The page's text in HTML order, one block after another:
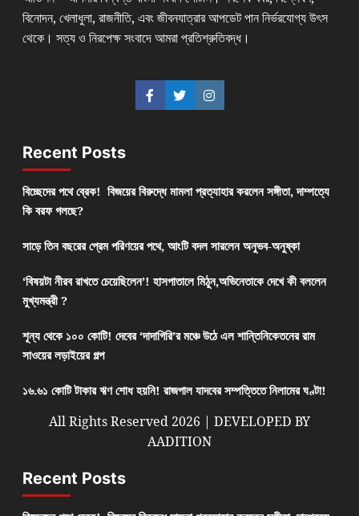
বিনোদন, খেলাধুলা, রাজনীতি, এবং জীবনযাত্রার আপডেট পান নির্ভরযোগ্য উৎস
থেকে। সত্য ও নিরপেক্ষ সংবাদে আমরা প্রতিশ্রুতিবদ্ধ।
Recent Posts
বিচ্ছেদের পথে ব্রেক! বিজয়ের বিরুদ্ধে মামলা প্রত্যাহার করলেন সঙ্গীতা, দাম্পত্যে
কি বরফ গলছে?
সাড়ে তিন বছরের প্রেম পরিণয়ের পথে, আংটি বদল সারলেন অনুভব-অনুষ্কা
‘বিষয়টা নীরব রাখতে চেয়েছিলেন’! হাসপাতালে মিঠুন,অভিনেতাকে দেখে কী বললেন
মুখ্যমন্ত্রী ?
শূন্য থেকে ১০০ কোটি! দেবের ‘দাদাগিরি’র মঞ্চে উঠে এল শান্তিনিকেতনের রাম
সাওয়ের লড়াইয়ের গল্প
১৬.৬১ কোটি টাকার ঋণ শোধ হয়নি! রাজপাল যাদবের সম্পত্তিতে নিলামের ঘণ্টা!
All Rights Reserved 2026 | DEVELOPED BY
AADITION
Recent Posts